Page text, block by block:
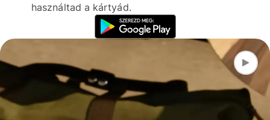
használtad a kártyád.